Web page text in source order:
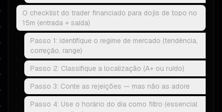
O checklist do trader financiado para dojis de topo no
15m (entrada + saída)
Passo 1: Identifique o regime de mercado (tendência,
correção, range)
Passo 2: Classifique a localização (A+ ou ruído)
Passo 3: Conte as rejeições — mas não as adore
Passo 4: Use o horário do dia como filtro (essencial